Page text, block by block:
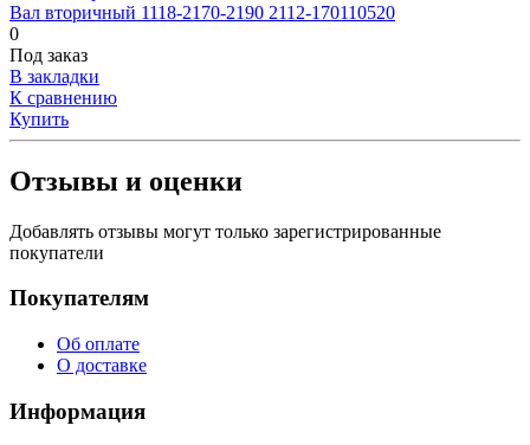
Вал вторичный 1118-2170-2190 2112-170110520
0
Под заказ
В закладки
К сравнению
Купить
Отзывы и оценки
Добавлять отзывы могут только зарегистрированные
покупатели
Покупателям
Об оплате
О доставке
Информация